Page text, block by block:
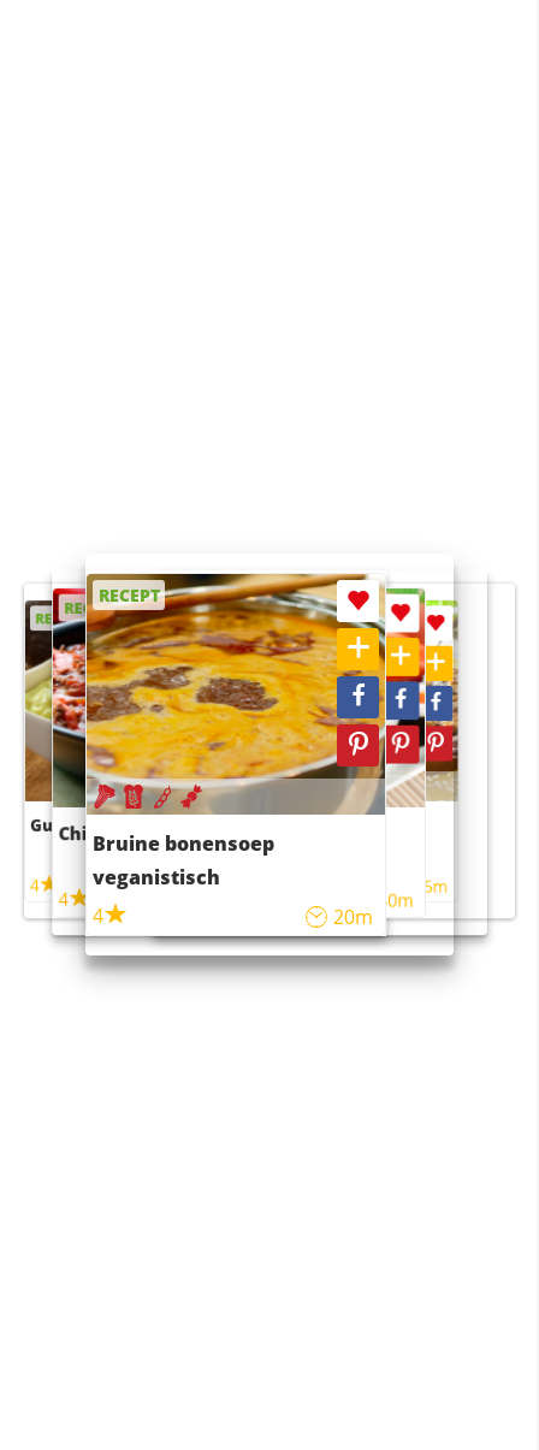
RECEPT
Guacamole
4
RECEPT
Chili con carne
4 45m
RECEPT
Bruine bonensoep
veganistisch
4
20m
RECEPT
Sushi rijstsalade
maaltijdsalade
40m
RECEPT
4 55m